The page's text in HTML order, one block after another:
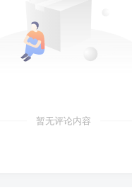
暂无评论内容